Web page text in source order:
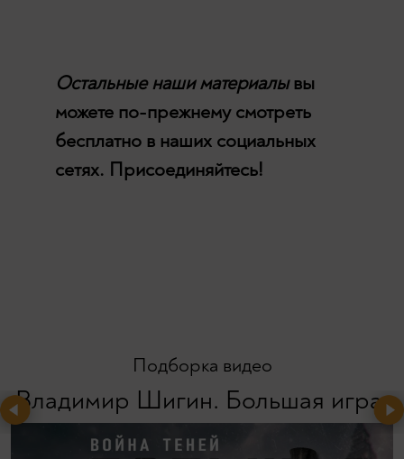
Остальные наши материалывы
можете по-прежнему смотреть
бесплатно в наших социальных
сетях. Присоединяйтесь!
Подборка видео
Владимир Шигин. Большая игра.